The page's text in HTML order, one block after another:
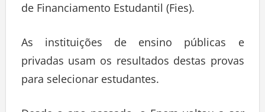
de Financiamento Estudantil (Fies).
As instituições de ensino públicas e
privadas usam os resultados destas provas
para selecionar estudantes.